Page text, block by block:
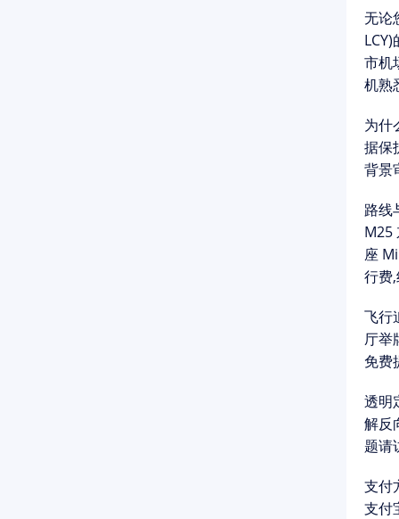
无论
LCY)
市机
机熟
为什
据保
背景
路线
M25
座
行费
飞行
厅举
免费
透明
解反
题请
支付
支付